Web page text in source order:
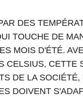
DES
TOUCHE DE
MOIS D'ÉTÉ.
CELSIUS, CETTE
DE LA
DOIVENT